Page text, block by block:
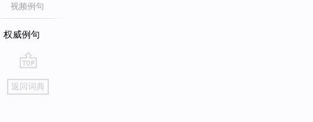
视频例句
权威例句
go
top
返回词典